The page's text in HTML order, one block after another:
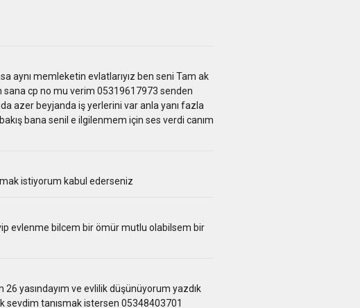
aynı memleketin evlatlarıyız ben seni Tam ak
cp no mu verim 05319617973 senden
azer beyjanda iş yerlerini var anla yanı fazla
bana senil e ilgilenmem için ses verdi canım
istiyorum kabul ederseniz
evlenme bilcem bir ömür mutlu olabilsem bir
yasındayım ve evlilik düşünüyorum yazdık
sevdim tanısmak istersen 05348403701